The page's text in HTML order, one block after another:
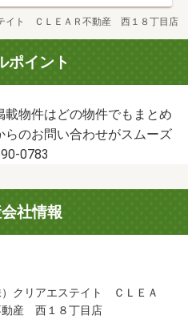
テイト ＣＬＥＡＲ不動産 西１８丁目店
ポイント
物件はどの物件でもまとめ
のお問い合わせがスムーズ
0783
社情報
）クリアエステイト ＣＬＥＡ
動産 西１８丁目店